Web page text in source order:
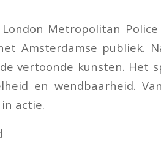
Metropolitan
Amsterdamse publiek.
vertoonde kunsten. Het
en wendbaarheid.
actie.